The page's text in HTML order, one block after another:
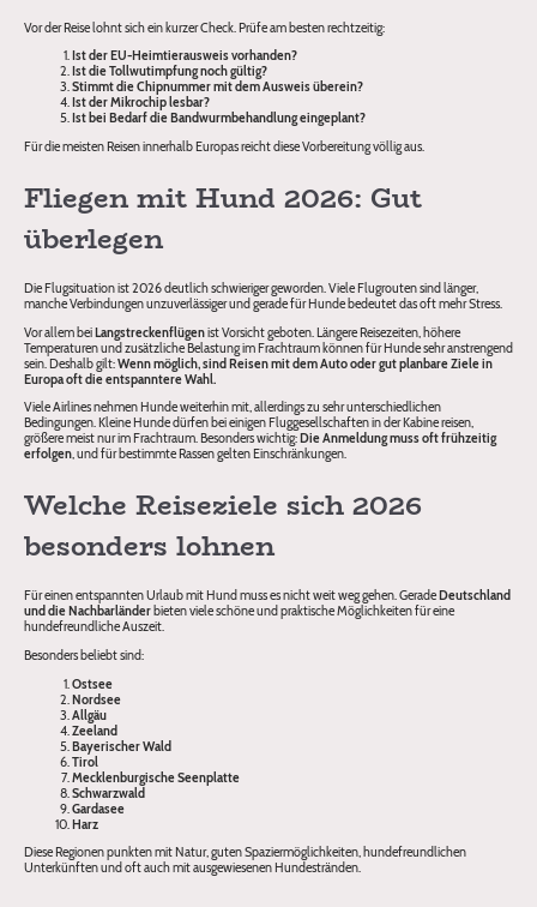
Vor der Reise lohnt sich ein kurzer Check. Prüfe am besten rechtzeitig:
Ist der EU-Heimtierausweis vorhanden?
Ist die Tollwutimpfung noch gültig?
Stimmt die Chipnummer mit dem Ausweis überein?
Ist der Mikrochip lesbar?
Ist bei Bedarf die Bandwurmbehandlung eingeplant?
Für die meisten Reisen innerhalb Europas reicht diese Vorbereitung völlig aus.
Fliegen mit Hund 2026: Gut
überlegen
Die Flugsituation ist 2026 deutlich schwieriger geworden. Viele Flugrouten sind länger,
manche Verbindungen unzuverlässiger und gerade für Hunde bedeutet das oft mehr Stress.
Vor allem beiLangstreckenflügenist Vorsicht geboten. Längere Reisezeiten, höhere
Temperaturen und zusätzliche Belastung im Frachtraum können für Hunde sehr anstrengend
sein. Deshalb gilt:Wenn möglich, sind Reisen mit dem Auto oder gut planbare Ziele in
Europa oft die entspanntere Wahl.
Viele Airlines nehmen Hunde weiterhin mit, allerdings zu sehr unterschiedlichen
Bedingungen. Kleine Hunde dürfen bei einigen Fluggesellschaften in der Kabine reisen,
größere meist nur im Frachtraum. Besonders wichtig: Die Anmeldung muss oft frühzeitig
erfolgen, und für bestimmte Rassen gelten Einschränkungen.
Welche Reiseziele sich 2026
besonders lohnen
Für einen entspannten Urlaub mit Hund muss es nicht weit weg gehen. Gerade Deutschland
und die Nachbarländer bieten viele schöne und praktische Möglichkeiten für eine
hundefreundliche Auszeit.
Besonders beliebt sind:
Ostsee
Nordsee
Allgäu
Zeeland
Bayerischer Wald
Tirol
Mecklenburgische Seenplatte
Schwarzwald
Gardasee
Harz
Diese Regionen punkten mit Natur, guten Spaziermöglichkeiten, hundefreundlichen
Unterkünften und oft auch mit ausgewiesenen Hundestränden.